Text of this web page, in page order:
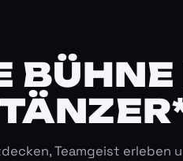
Teamgeist erleben